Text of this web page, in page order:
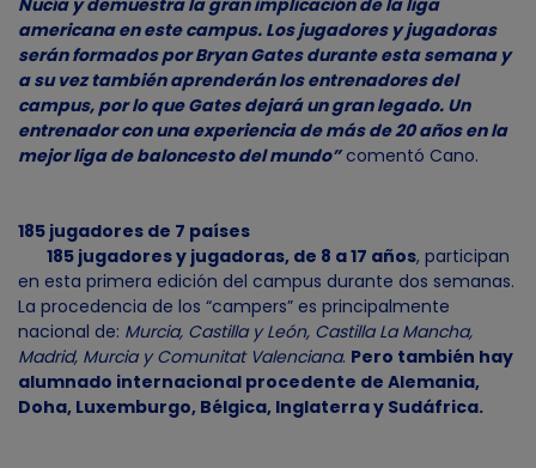
americana en este campus. Los jugadores y jugadoras
serán formados por Bryan Gates durante esta semana y
a su vez también aprenderán los entrenadores del
campus, por lo que Gates dejará un gran legado. Un
entrenador con una experiencia de más de 20 años en la
mejor liga de baloncesto del mundo”comentó Cano.
185 jugadores de 7 países
185 jugadores y jugadoras, de 8 a 17 años, participan
en esta primera edición del campus durante dos semanas.
La procedencia de los “campers” es principalmente
nacional de: Murcia, Castilla y León, Castilla La Mancha,
Madrid, Murcia y Comunitat Valenciana. Pero también hay
alumnado internacional procedente de Alemania,
Doha, Luxemburgo, Bélgica, Inglaterra y Sudáfrica.